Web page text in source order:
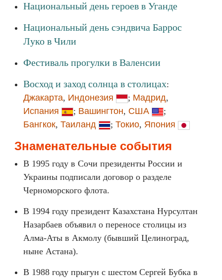
Национальный день героев в Уганде
Национальный день сэндвича Баррос
Луко в Чили
Фестиваль прогулки в Валенсии
Восход и заход солнца в столицах:
Джакарта, Индонезия ; Мадрид,
Испания
; Вашингтон, США
;
Бангкок, Таиланд ; Токио, Япония
Знаменательные события
В 1995 году в Сочи президенты России и
Украины подписали договор о разделе
Черноморского флота.
В 1994 году президент Казахстана Нурсултан
Назарбаев объявил о переносе столицы из
Алма-Аты в Акмолу (бывший Целиноград,
ныне Астана).
В 1988 году прыгун с шестом Сергей Бубка в